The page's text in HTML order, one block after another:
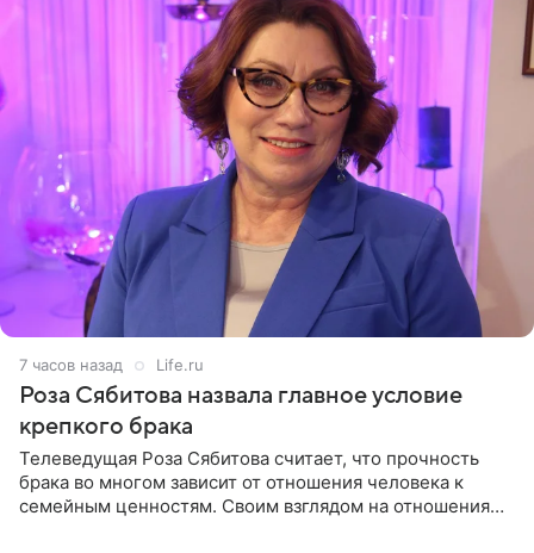
7 часов назад Life.ru
Роза Сябитова назвала главное условие
крепкого брака
Телеведущая Роза Сябитова считает, что прочность
брака во многом зависит от отношения человека к
семейным ценностям. Своим взглядом на отношения